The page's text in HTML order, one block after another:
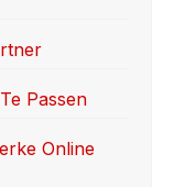
Passen
Online